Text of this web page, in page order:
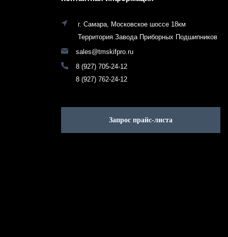
г. Самара, Московское шоссе 18км
Территория Завода Приборных Подшипников
sales@tmskifpro.ru
8 (927) 705-24-12
8 (927) 762-24-12
Запрос прайс-листа